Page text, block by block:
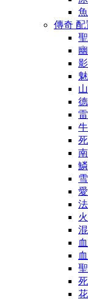
傳奇 配